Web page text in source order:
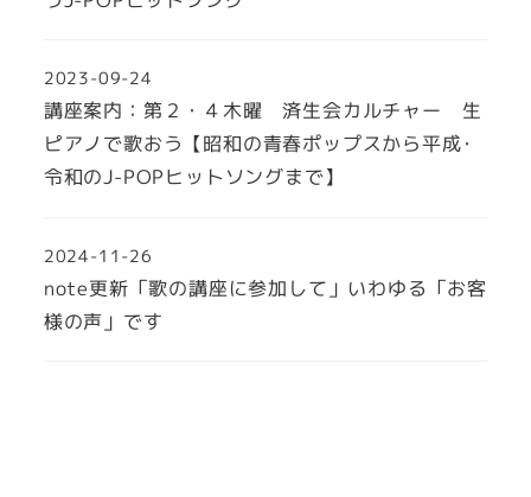
講座案内：第２・４木曜 済生会カルチャー 生
ピアノで歌おう【昭和の青春ポップスから平成･
令和のJ-POPヒットソングまで】
2023-09-24
note更新「歌の講座に参加して」いわゆる「お客
様の声」です
2024-11-26